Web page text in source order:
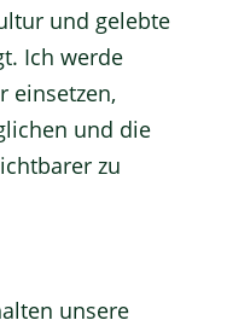
und gelebte
Ich werde
einsetzen,
und die
zu
unsere